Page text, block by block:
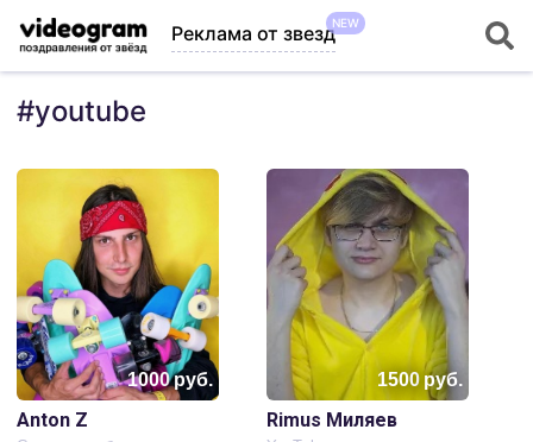
Реклама от звездNEW
#youtube
1000руб.
Anton Z
1500руб.
Rimus Миляев